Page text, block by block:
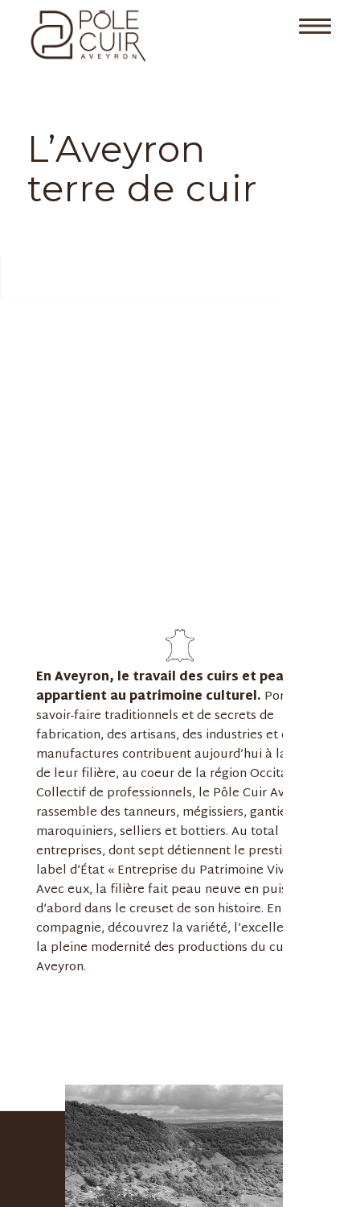
L’Aveyron
terre de cuir
En Aveyron, le travail des cuirs et peaux
appartient au patrimoine culturel. Porteurs de
savoir-faire traditionnels et de secrets de
fabrication, des artisans, des industries et des
manufactures contribuent aujourd’hui à la vitalité
de leur filière, au coeur de la région Occitanie.
Collectif de professionnels, le Pôle Cuir Aveyron
rassemble des tanneurs, mégissiers, gantiers,
maroquiniers, selliers et bottiers. Au total 18
entreprises, dont sept détiennent le prestigieux
label d’État « Entreprise du Patrimoine Vivant ».
Avec eux, la filière fait peau neuve en puisant
d’abord dans le creuset de son histoire. En leur
compagnie, découvrez la variété, l’excellence et
la pleine modernité des productions du cuir en
Aveyron.